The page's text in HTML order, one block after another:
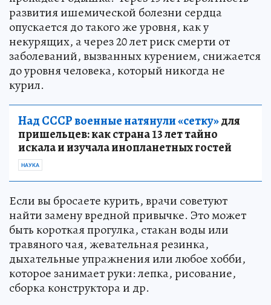
развития ишемической болезни сердца
опускается до такого же уровня, как у
некурящих, а через 20 лет риск смерти от
заболеваний, вызванных курением, снижается
до уровня человека, который никогда не
курил.
Над СССР военные натянули «сетку»для
пришельцев: как страна 13 лет тайно
искала и изучала инопланетных гостей
НАУКА
Если вы бросаете курить, врачи советуют
найти замену вредной привычке. Это может
быть короткая прогулка, стакан воды или
травяного чая, жевательная резинка,
дыхательные упражнения или любое хобби,
которое занимает руки: лепка, рисование,
сборка конструктора и др.